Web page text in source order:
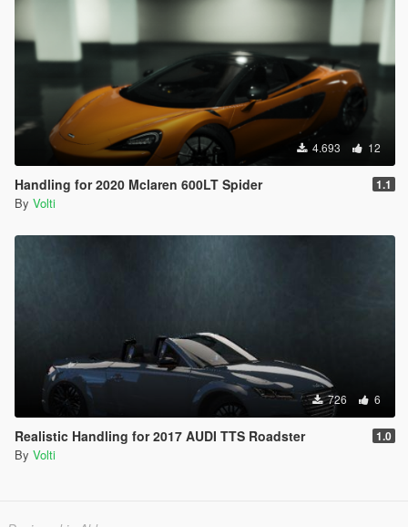
4.693 12
Handling for 2020 Mclaren 600LT Spider 1.1
By Volti
726 6
Realistic Handling for 2017 AUDI TTS Roadster 1.0
By Volti